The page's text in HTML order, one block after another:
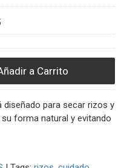
a Carrito
diseñado para secar rizos y
forma natural y evitando